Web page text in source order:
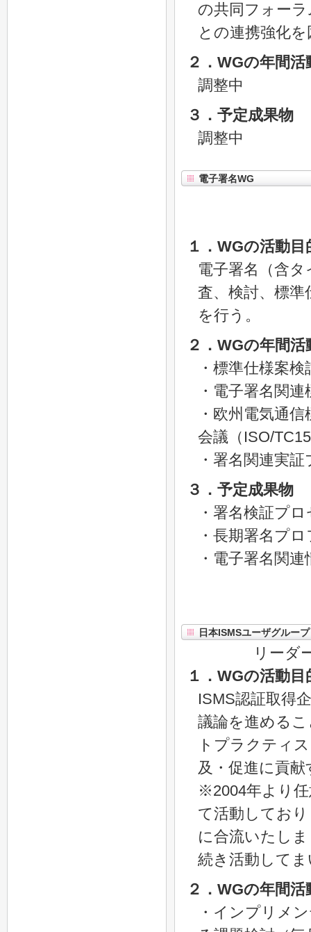
の共同フォー
との連携強化
２．WGの年間活
調整中
３．予定成果物
調整中
電子署名WG
１．WGの活動目
電子署名（含
査、検討、標準
を行う。
２．WGの年間活
・標準仕様案
・電子署名関
・欧州電気通
会議（ISO/
・署名関連実
３．予定成果物
・署名検証プ
・長期署名プ
・電子署名関
日本ISMSユーザグループ
リーダ
１．WGの活動目
ISMS認証取得
議論を進める
トプラクティ
及・促進に貢
※2004年より
て活動してお
に合流いたし
続き活動して
２．WGの年間活
・インプリメ